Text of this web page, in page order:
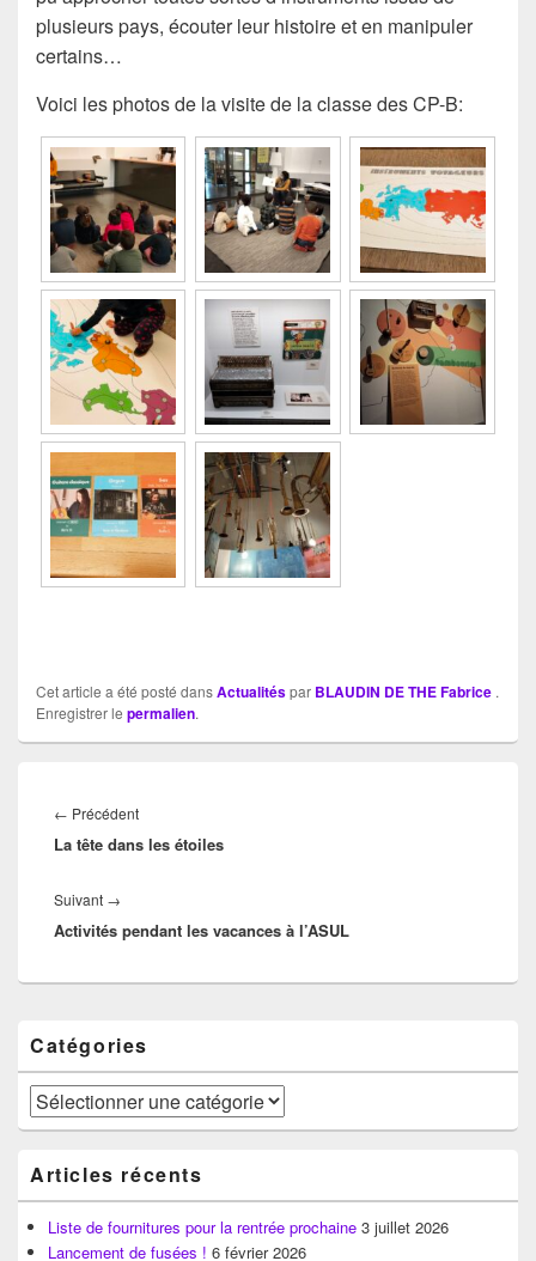
plusieurs pays, écouter leur histoire et en manipuler
certains…
Voici les photos de la visite de la classe des CP-B:
Cet article a été posté dansActualitéspar BLAUDIN DE THE Fabrice .
Enregistrer le permalien.
de
l’article
← PrécédentArticle
précédent :
La tête dans les étoiles
Suivant →
suivant :
Activités pendant les vacances à l’ASUL
principale
de
widget
pour
la
latérale
Catégories
Catégories
Articles récents
Liste de fournitures pour la rentrée prochaine 3 juillet 2026
Lancement de fusées ! 6 février 2026